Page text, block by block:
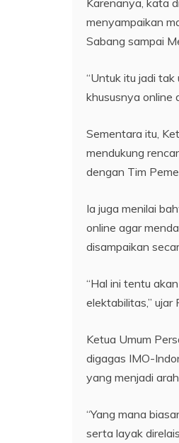
menyampaikan
Sabang sampai
“Untuk itu jadi
khususnya online
Sementara itu,
mendukung
dengan Tim
Ia juga menilai
online agar
disampaikan
“Hal ini tentu
elektabilitas,” ujar
Ketua Umum
digagas IMO-
yang menjadi
“Yang mana
serta layak